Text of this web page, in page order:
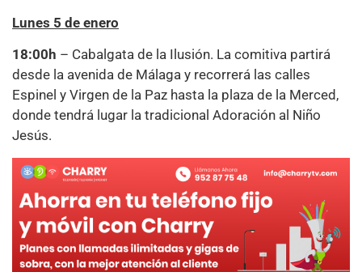
Lunes 5 de enero
18:00h – Cabalgata de la Ilusión. La comitiva partirá
desde la avenida de Málaga y recorrerá las calles
Espinel y Virgen de la Paz hasta la plaza de la Merced,
donde tendrá lugar la tradicional Adoración al Niño
Jesús.